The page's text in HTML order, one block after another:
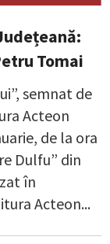
Tomai
semnat de
Acteon
de la ora
Dulfu” din
în
Acteon